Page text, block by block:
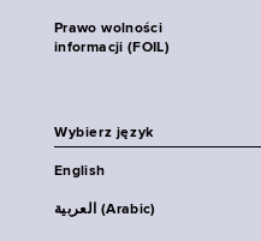
Prawo wolności
informacji (FOIL)
Wybierz język
English
العربية (Arabic)